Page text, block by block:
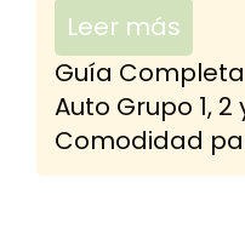
Leer más
Guía
Auto Grupo 1,
Comodidad